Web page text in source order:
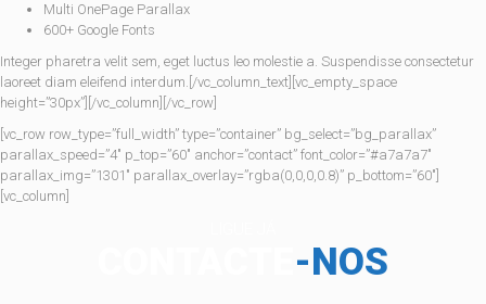
Multi OnePage Parallax
600+ Google Fonts
Integer pharetra velit sem, eget luctus leo molestie a. Suspendisse consectetur
laoreet diam eleifend interdum.[/vc_column_text][vc_empty_space
height=”30px”][/vc_column][/vc_row]
[vc_row row_type=”full_width” type=”container” bg_select=”bg_parallax”
parallax_speed=”4″ p_top=”60″ anchor=”contact” font_color=”#a7a7a7″
parallax_img=”1301″ parallax_overlay=”rgba(0,0,0,0.8)” p_bottom=”60″]
[vc_column]
-NOS